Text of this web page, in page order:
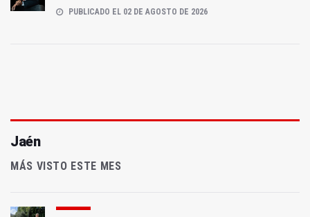
PUBLICADO EL 02 DE AGOSTO DE 2026
Jaén
MÁS VISTO ESTE MES